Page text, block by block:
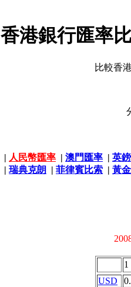
香港銀行匯率
比較香
| 人民幣匯率 | 澳門匯率 | 英
| 瑞典克朗 | 菲律賓比索 | 黃
1
USD